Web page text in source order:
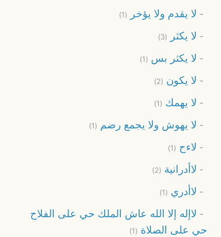
لا يقدم ولا يؤخر (1)
لا يكثر (3)
لا يكثر بس (1)
لا يكون (2)
لا يهمك (1)
لا يهوش ولا يجمع رضم (1)
لاءح (1)
لاأدرانية (2)
لاأدري (1)
لاإله إلا الله عاش الملك حي على الفلاح
حي على الصلاة (1)